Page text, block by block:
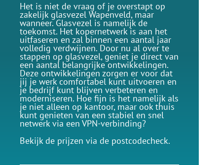
Het is niet de vraag of je overstapt op
zakelijk glasvezel Wapenveld, maar
wanneer. Glasvezel is namelijk de
toekomst. Het kopernetwerk is aan het
uitfaseren en zal binnen een aantal jaar
volledig verdwijnen. Door nu al over te
stappen op glasvezel, geniet je direct van
een aantal belangrijke ontwikkelingen.
Deze ontwikkelingen zorgen er voor dat
jij je werk comfortabel kunt uitvoeren en
je bedrijf kunt blijven verbeteren en
moderniseren. Hoe fijn is het namelijk als
je niet alleen op kantoor, maar ook thuis
kunt genieten van een stabiel en snel
netwerk via een VPN-verbinding?
Bekijk de prijzen via de postcodecheck.